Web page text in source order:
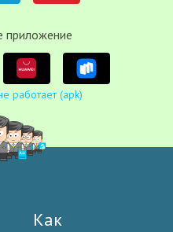
приложение
работает (apk)
Как